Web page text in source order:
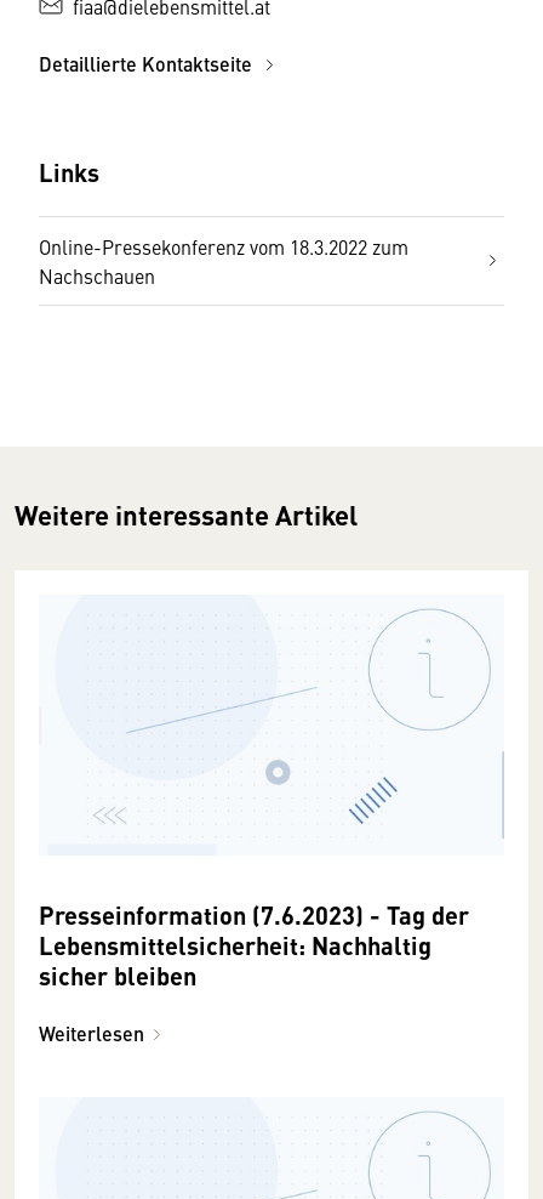
fiaa@dielebensmittel.at
Detaillierte Kontaktseite
Links
Online-Pressekonferenz vom 18.3.2022 zum
Nachschauen
Weitere interessante Artikel
Presseinformation (7.6.2023) - Tag der
Lebensmittelsicherheit: Nachhaltig
sicher bleiben
Weiterlesen